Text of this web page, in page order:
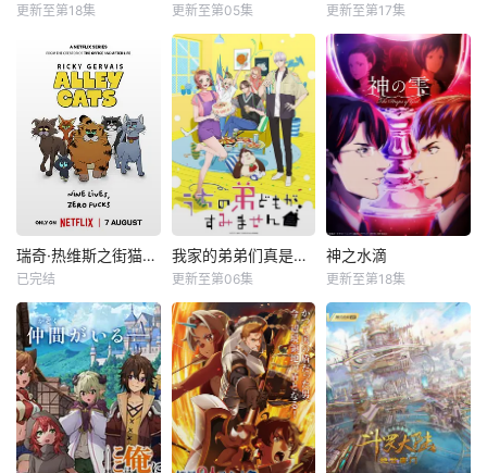
更新至第18集 更新至第05集 更新至第17集
瑞奇·热维斯之街猫一族
已完结
我家的弟弟们真是让您费心了
更新至第06集
神之水滴
更新至第18集